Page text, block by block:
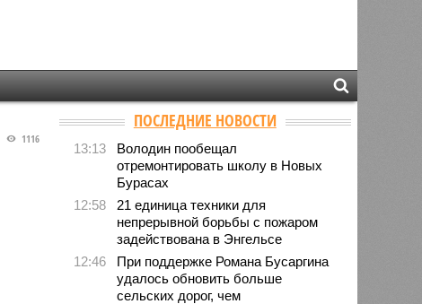
1116
ПОСЛЕДНИЕ НОВОСТИ
13:13
Володин пообещал
отремонтировать школу в Новых
Бурасах
12:58
21 единица техники для
непрерывной борьбы с пожаром
задействована в Энгельсе
12:46
При поддержке Романа Бусаргина
удалось обновить больше
сельских дорог, чем